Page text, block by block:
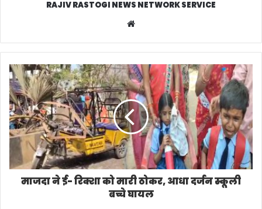
RAJIV RASTOGI NEWS NETWORK SERVICE
b
s
i
t
e
माजदा ने ई- रिक्शा को मारी ठोकर, आधा दर्जन स्कूली
बच्चे घायल